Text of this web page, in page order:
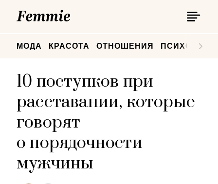
МОДА КРАСОТА ОТНОШЕНИЯ
10 поступков при
расставании, которые
говорят
о порядочности
мужчины